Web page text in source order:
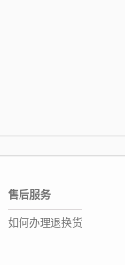
售后服务
如何办理退换货